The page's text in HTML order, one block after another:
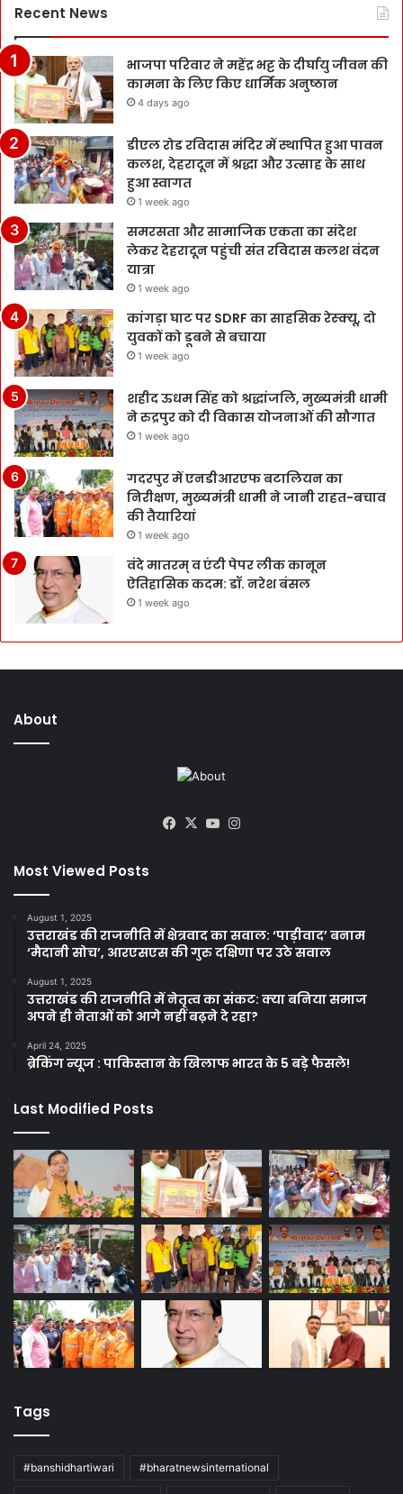
Recent News
भाजपा परिवार ने महेंद्र भट्ट के दीर्घायु जीवन की
कामना के लिए किए धार्मिक अनुष्ठान
4 days ago
डीएल रोड रविदास मंदिर में स्थापित हुआ पावन
कलश, देहरादून में श्रद्धा और उत्साह के साथ
हुआ स्वागत
1 week ago
समरसता और सामाजिक एकता का संदेश
लेकर देहरादून पहुंची संत रविदास कलश वंदन
यात्रा
1 week ago
कांगड़ा घाट पर SDRF का साहसिक रेस्क्यू, दो
युवकों को डूबने से बचाया
1 week ago
शहीद ऊधम सिंह को श्रद्धांजलि, मुख्यमंत्री धामी
ने रुद्रपुर को दी विकास योजनाओं की सौगात
1 week ago
गदरपुर में एनडीआरएफ बटालियन का
निरीक्षण, मुख्यमंत्री धामी ने जानी राहत-बचाव
की तैयारियां
1 week ago
वंदे मातरम् व एंटी पेपर लीक कानून
ऐतिहासिक कदम: डॉ. नरेश बंसल
1 week ago
About
Facebook
X YouTube
Most Viewed Posts
August 1, 2025
उत्तराखंड की राजनीति में क्षेत्रवाद का सवाल: ‘पाड़ीवाद’ बनाम
‘मैदानी सोच’, आरएसएस की गुरु दक्षिणा पर उठे सवाल
August 1, 2025
उत्तराखंड की राजनीति में नेतृत्व का संकट: क्या बनिया समाज
अपने ही नेताओं को आगे नहीं बढ़ने दे रहा?
April 24, 2025
ब्रेकिंग न्यूज : पाकिस्तान के खिलाफ भारत के 5 बड़े फैसले!
Last Modified Posts
Tags
#banshidhartiwari #bharatnewsinternational